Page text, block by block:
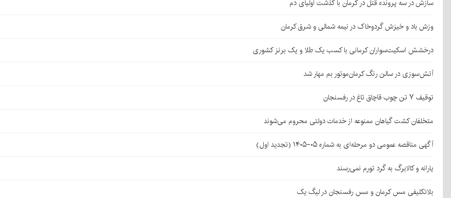
سازش در سه پرونده قتل در کرمان با گذشت اولیای دم
وزش باد و خیزش گردوخاک در نیمه شمالی و شرق کرمان
درخشش اسکیت‌سواران کرمانی با کسب یک طلا و یک برنز کشوری
آتش‌سوزی در سالن رنگ کرمان‌موتور بم مهار شد
توقیف ۷ تن چوب قاچاق تاغ در رفسنجان
متخلفان کشت گیاهان ممنوعه از خدمات دولتی محروم می‌شوند
آگهی مناقصه عمومی دو مرحله‌ای به شماره ۰۵-۱۴۰۵ (تجدید اول)
یارانه و کالابرگ به گرد تورم نمی‌رسند
بلاتکلیفی مس کرمان و مس رفسنجان در لیگ یک